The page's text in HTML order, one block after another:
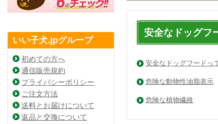
安全なドッグフ
安全なドッグフードっ
危険な動物性油脂表示
危険な植物繊維
いい子犬.jpグループ
初めての方へ
通信販売規約
プライバシーポリシー
ご注文方法
送料とお届けについて
返品と交換について